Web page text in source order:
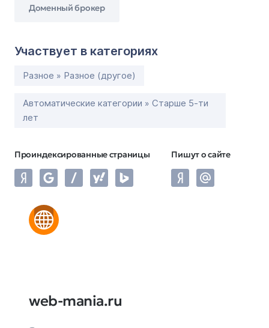
Доменный брокер
Участвует в категориях
Разное » Разное (другое)
Автоматические категории » Старше 5-ти
лет
Проиндексированные страницы Пишут о сайте
web-mania.ru